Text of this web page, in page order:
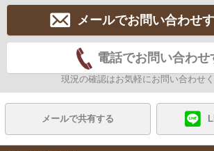
メールでお問い合わせ
電話でお問い合わせ
現況の確認はお気軽にお問い合わせく
メールで共有する